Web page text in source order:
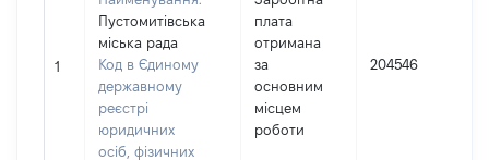
1
Пустомитівська
міська рада
Код в Єдиному
державному
реєстрі
юридичних
осіб, фізичних
плата
отримана
за
основним
місцем
роботи
204546